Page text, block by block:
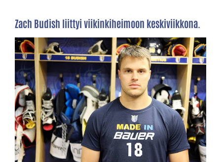
Zach Budish liittyi viikinkiheimoon keskiviikkona.